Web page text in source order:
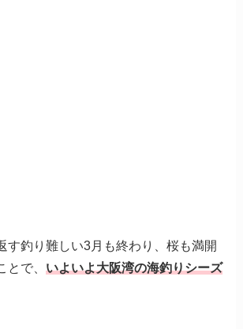
す釣り難しい3月も終わり、桜も満開
とで、いよいよ大阪湾の海釣りシーズ